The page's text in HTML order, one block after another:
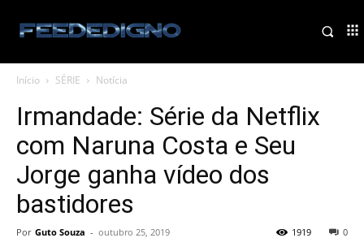
Início SÉRIE Notícia
Irmandade: Série da Netflix
com Naruna Costa e Seu
Jorge ganha vídeo dos
bastidores
Por Guto Souza - outubro 25, 2019 0
1919